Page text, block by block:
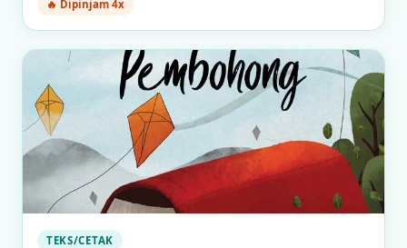
🔥 Dipinjam 4x
TEKS/CETAK